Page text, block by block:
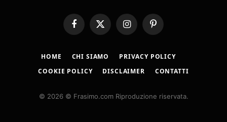
Facebook
X
(Twitter)
InstagramPinterest
HOME CHI SIAMO
PRIVACY POLICY
COOKIE POLICY
DISCLAIMER CONTATTI
© 2026 © Frasimo.com Riproduzione riservata.